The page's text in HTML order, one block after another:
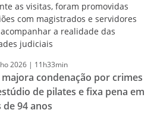
as visitas, foram promovidas
com magistrados e servidores
a realidade das
judiciais
2026 | 11h33min
majora condenação por crimes
de pilates e fixa pena em
de 94 anos